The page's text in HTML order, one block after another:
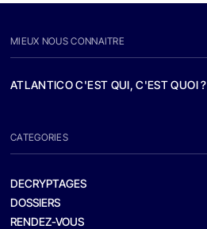
MIEUX NOUS CONNAITRE
ATLANTICO C'EST QUI, C'EST QUOI ?
CATEGORIES
DECRYPTAGES
DOSSIERS
RENDEZ-VOUS